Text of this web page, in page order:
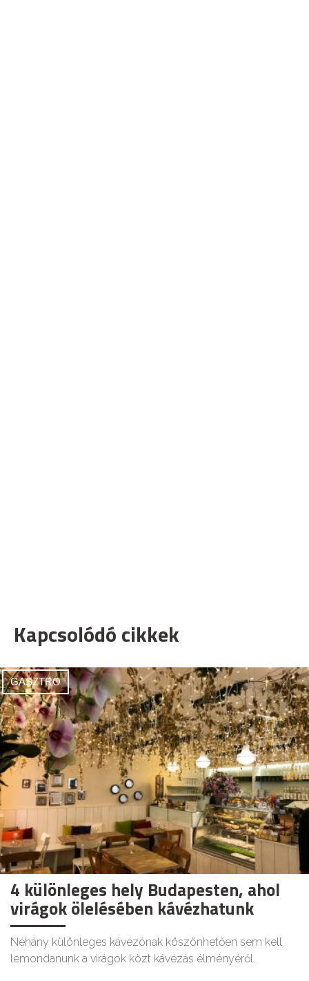
Kapcsolódó cikkek
GASZTRO
4 különleges hely Budapesten, ahol
virágok ölelésében kávézhatunk
Néhány különleges kávézónak köszönhetően sem kell
lemondanunk a virágok közt kávézás élményéről.